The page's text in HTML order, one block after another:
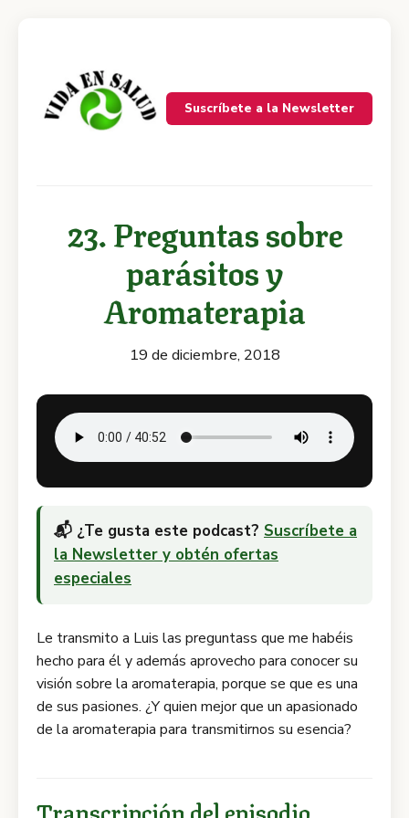
Suscríbete a la Newsletter
23. Preguntas sobre
parásitos y
Aromaterapia
19 de diciembre, 2018
📬 ¿Te gusta este podcast? Suscríbete a
la Newsletter y obtén ofertas
especiales
Le transmito a Luis las preguntass que me habéis
hecho para él y además aprovecho para conocer su
visión sobre la aromaterapia, porque se que es una
de sus pasiones. ¿Y quien mejor que un apasionado
de la aromaterapia para transmitirnos su esencia?
Transcripción del episodio